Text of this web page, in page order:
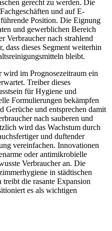
gerecht zu werden. Die
und auf E-
Position. Die Eignung
und gewerblichen Bereich
Verbraucher nach strahlend
dass dieses Segment weiterhin
bleibt.
wird im Prognosezeitraum ein
Treiber dieses
für Hygiene und
Formulierungen bekämpfen
Gerüche und entsprechen damit
nach sauberen und
wird das Wachstum durch
und duftender
vereinfachen. Innovationen
oder antimikrobielle
Verbraucher an. Die
in städtischen
die rasante Expansion
es als wichtigen